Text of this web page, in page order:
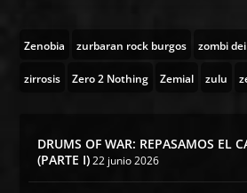
Zenobia zurbaran rock burgos zombi dei
zirrosis Zero 2 Nothing Zemial zulu
DRUMS OF WAR: REPASAMOS EL
(PARTE I) 22 junio 2026